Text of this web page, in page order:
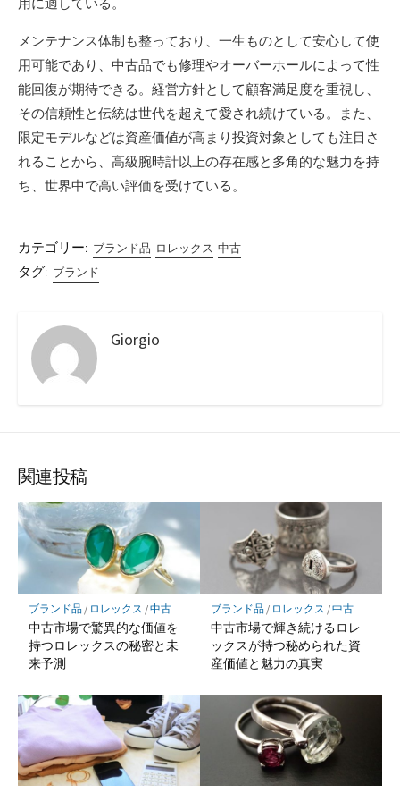
メンテナンス体制も整っており、一生ものとして安心して使
用可能であり、中古品でも修理やオーバーホールによって性
能回復が期待できる。経営方針として顧客満足度を重視し、
その信頼性と伝統は世代を超えて愛され続けている。また、
限定モデルなどは資産価値が高まり投資対象としても注目さ
れることから、高級腕時計以上の存在感と多角的な魅力を持
ち、世界中で高い評価を受けている。
カテゴリー: ブランド品 ロレックス 中古
タグ: ブランド
Giorgio
関連投稿
ブランド品/ ロレックス /中古
中古市場で驚異的な価値を
持つロレックスの秘密と未
来予測
ブランド品/ ロレックス /中古
中古市場で輝き続けるロレ
ックスが持つ秘められた資
産価値と魅力の真実